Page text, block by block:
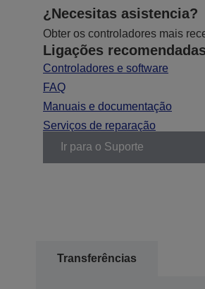
¿Necesitas asistencia?
Obter os controladores mais
Ligações
Controladores e software
FAQ
Manuais e documentação
Serviços de reparação
Ir para o Suporte
Transferências